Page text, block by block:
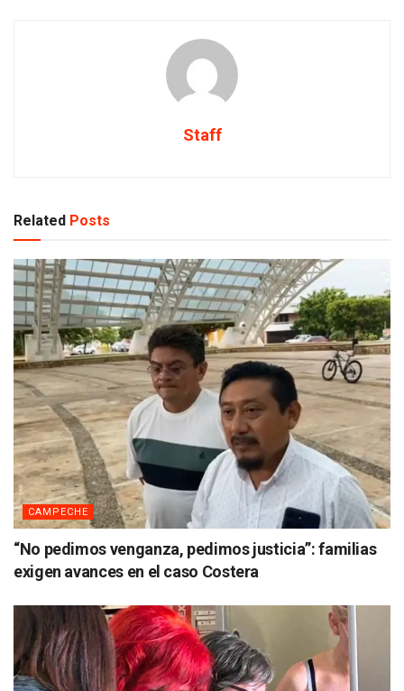
Staff
Related Posts
CAMPECHE
“No pedimos venganza, pedimos justicia”: familias
exigen avances en el caso Costera